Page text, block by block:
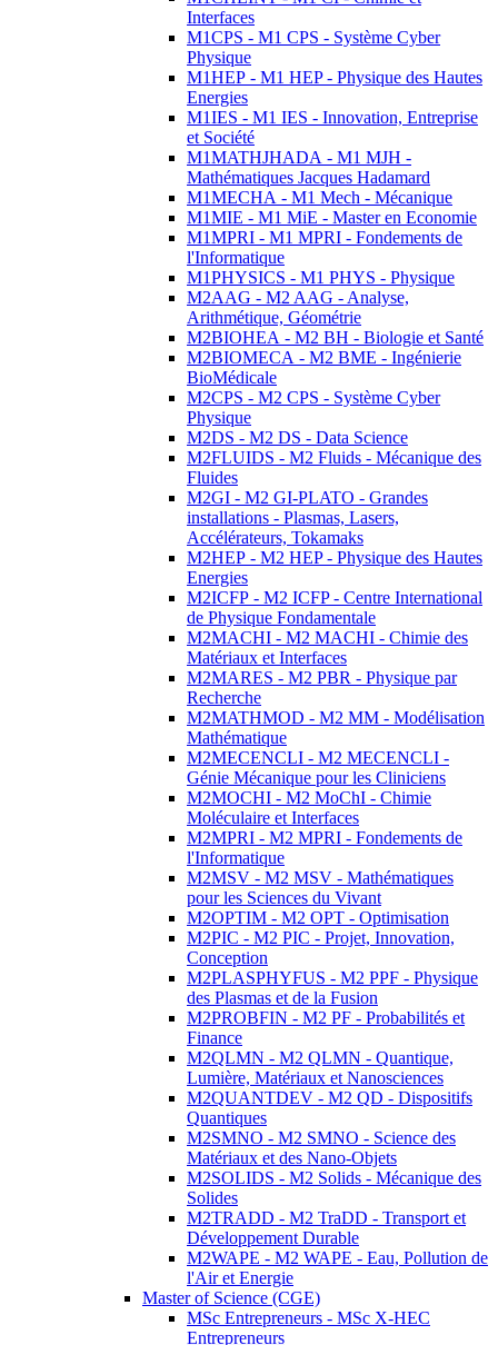
Interfaces
M1CPS - M1 CPS - Système Cyber
Physique
M1HEP - M1 HEP - Physique des Hautes
Energies
M1IES - M1 IES - Innovation, Entreprise
et Société
M1MATHJHADA - M1 MJH -
Mathématiques Jacques Hadamard
M1MECHA - M1 Mech - Mécanique
M1MIE - M1 MiE - Master en Economie
M1MPRI - M1 MPRI - Fondements de
l'Informatique
M1PHYSICS - M1 PHYS - Physique
M2AAG - M2 AAG - Analyse,
Arithmétique, Géométrie
M2BIOHEA - M2 BH - Biologie et Santé
M2BIOMECA - M2 BME - Ingénierie
BioMédicale
M2CPS - M2 CPS - Système Cyber
Physique
M2DS - M2 DS - Data Science
M2FLUIDS - M2 Fluids - Mécanique des
Fluides
M2GI - M2 GI-PLATO - Grandes
installations - Plasmas, Lasers,
Accélérateurs, Tokamaks
M2HEP - M2 HEP - Physique des Hautes
Energies
M2ICFP - M2 ICFP - Centre International
de Physique Fondamentale
M2MACHI - M2 MACHI - Chimie des
Matériaux et Interfaces
M2MARES - M2 PBR - Physique par
Recherche
M2MATHMOD - M2 MM - Modélisation
Mathématique
M2MECENCLI - M2 MECENCLI -
Génie Mécanique pour les Cliniciens
M2MOCHI - M2 MoChI - Chimie
Moléculaire et Interfaces
M2MPRI - M2 MPRI - Fondements de
l'Informatique
M2MSV - M2 MSV - Mathématiques
pour les Sciences du Vivant
M2OPTIM - M2 OPT - Optimisation
M2PIC - M2 PIC - Projet, Innovation,
Conception
M2PLASPHYFUS - M2 PPF - Physique
des Plasmas et de la Fusion
M2PROBFIN - M2 PF - Probabilités et
Finance
M2QLMN - M2 QLMN - Quantique,
Lumière, Matériaux et Nanosciences
M2QUANTDEV - M2 QD - Dispositifs
Quantiques
M2SMNO - M2 SMNO - Science des
Matériaux et des Nano-Objets
M2SOLIDS - M2 Solids - Mécanique des
Solides
M2TRADD - M2 TraDD - Transport et
Développement Durable
M2WAPE - M2 WAPE - Eau, Pollution de
l'Air et Energie
Master of Science (CGE)
MSc Entrepreneurs - MSc X-HEC
Entrepreneurs